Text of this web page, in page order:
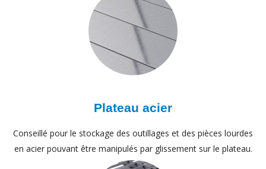
Plateau acier
Conseillé pour le stockage des outillages et des pièces lourdes
en acier pouvant être manipulés par glissement sur le plateau.